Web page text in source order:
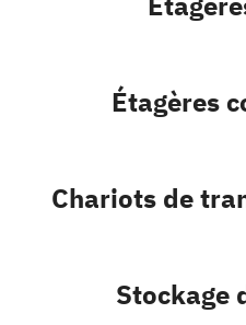
Étagères
Chariots de
Stockage